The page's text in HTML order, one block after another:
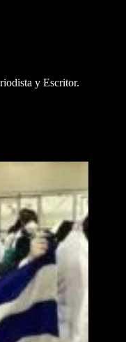
y Escritor.